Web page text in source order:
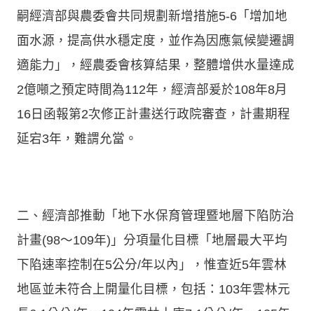
嗣經濟部與農委會共同規劃新增措施5-6「增加地
面水源，提高供水穩定度，並作為因應氣候變遷調
適能力」，經農委會核算結果，整體增供水量達成
2億噸之預定時間為112年，經濟部爰於108年8月
16日函報第2次修正計畫送行政院審查，計畫期程
延宕3年，難謂允當。
二、經濟部推動「地下水保育管理暨地層下陷防治
計畫(98～109年)」分項量化目標「地層最大平均
下陷速率控制在5公分/年以內」，惟查近5年雲林
地區並未符合上開量化目標，包括：103年雲林元